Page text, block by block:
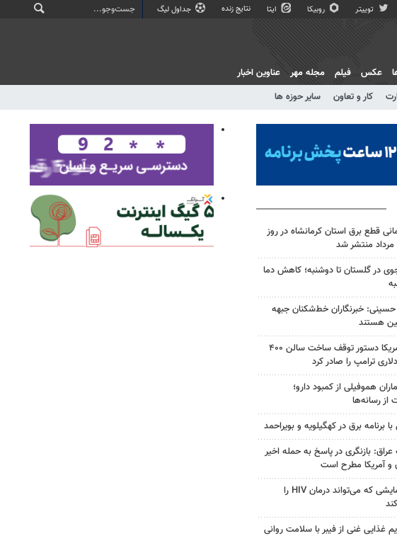
توییتر روبیکا ایتا نتایج زنده جداول لیگ
کار و تعاون سایر حوزه ها
عکس فیلم مجله مهر عناوین اخبار
قطع برق استان کرمانشاه در روز
در گلستان تا دوشنبه؛ کاهش دما
حسینی: خبرنگاران خط‌شکنان جبهه
هستند
دادگاه آمریکا دستور توقف ساخت سالن ۴۰۰
ترامپ را صادر کرد
هموفیلی از کمبود دارو؛
از رسانه‌ها
برنامه برق در کهگیلویه و بویراحمد
عراق: بازنگری در پاسخ به حمله اخیر
و آمریکا مطرح است
قرص آزمایشی که می‌تواند درمان HIV را
غذایی غنی از فیبر با سلامت روانی